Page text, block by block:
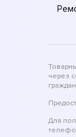
через
Для